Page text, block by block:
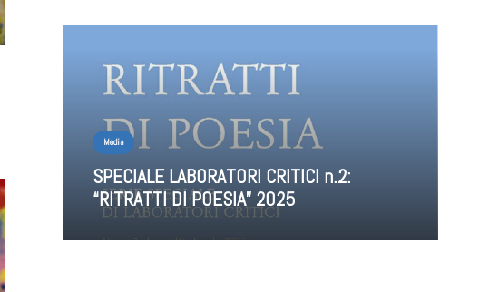
Media
SPECIALE LABORATORI CRITICI n.2:
“RITRATTI DI POESIA” 2025